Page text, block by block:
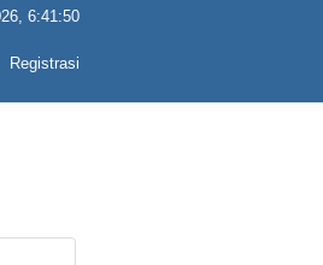
6:41:50
Registrasi